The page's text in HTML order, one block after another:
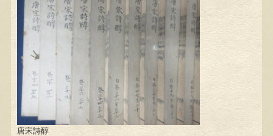
唐宋詩醇